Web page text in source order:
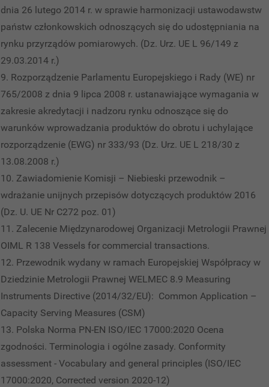
dnia 26 lutego 2014 r. w sprawie harmonizacji ustawodawstw
państw członkowskich odnoszących się do udostępniania na
rynku przyrządów pomiarowych. (Dz. Urz. UE L 96/149 z
29.03.2014 r.)
Rozporządzenie Parlamentu Europejskiego i Rady (WE) nr
765/2008 z dnia 9 lipca 2008 r. ustanawiające wymagania w
zakresie akredytacji i nadzoru rynku odnoszące się do
warunków wprowadzania produktów do obrotu i uchylające
rozporządzenie (EWG) nr 333/93 (Dz. Urz. UE L 218/30 z
13.08.2008 r.)
Zawiadomienie Komisji – Niebieski przewodnik –
wdrażanie unijnych przepisów dotyczących produktów 2016
(Dz. U. UE Nr C272 poz. 01)
Zalecenie Międzynarodowej Organizacji Metrologii Prawnej
OIML R 138 Vessels for commercial transactions.
Przewodnik wydany w ramach Europejskiej Współpracy w
Dziedzinie Metrologii Prawnej WELMEC 8.9 Measuring
Instruments Directive (2014/32/EU): Common Application –
Capacity Serving Measures (CSM)
Polska Norma PN-EN ISO/IEC 17000:2020 Ocena
zgodności. Terminologia i ogólne zasady. Conformity
assessment - Vocabulary and general principles (ISO/IEC
17000:2020, Corrected version 2020-12)